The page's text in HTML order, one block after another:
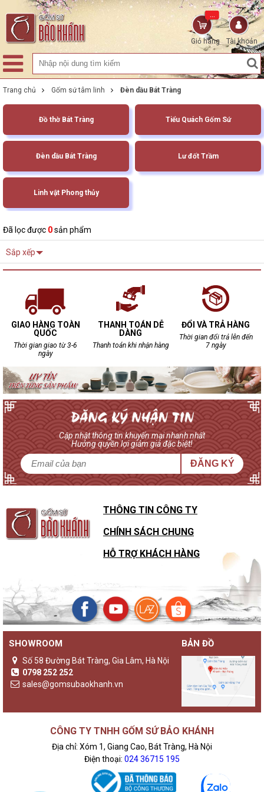
Tài khoản
Giỏ hàng
...
Trang chủ Gốm sứ tâm linh Đèn dầu Bát Tràng
Đồ thờ Bát Tràng Tiểu Quách Gốm Sứ
Đèn dầu Bát Tràng Lư đốt Trầm
Linh vật Phong thủy
Đã lọc được 0sản phẩm
Sắp xếp
GIAO HÀNG TOÀN
QUỐC
Thời gian giao từ 3-6
ngày
THANH TOÁN DỄ
DÀNG
Thanh toán khi nhận hàng
ĐỔI VÀ TRẢ HÀNG
Thời gian đổi trả lên đến
7 ngày
Cập nhật thông tin khuyến mại nhanh nhất
Hưởng quyền lợi giảm giá đặc biệt!
ĐĂNG KÝ
THÔNG TIN CÔNG TY
CHÍNH SÁCH CHUNG
HỖ TRỢ KHÁCH HÀNG
SHOWROOM
Số 58 Đường Bát Tràng, Gia Lâm, Hà Nội
0798 252 252
sales@gomsubaokhanh.vn
BẢN ĐỒ
CÔNG TY TNHH GỐM SỨ BẢO KHÁNH
Địa chỉ: Xóm 1, Giang Cao, Bát Tràng, Hà Nội
Điện thoại: 024 36715 195